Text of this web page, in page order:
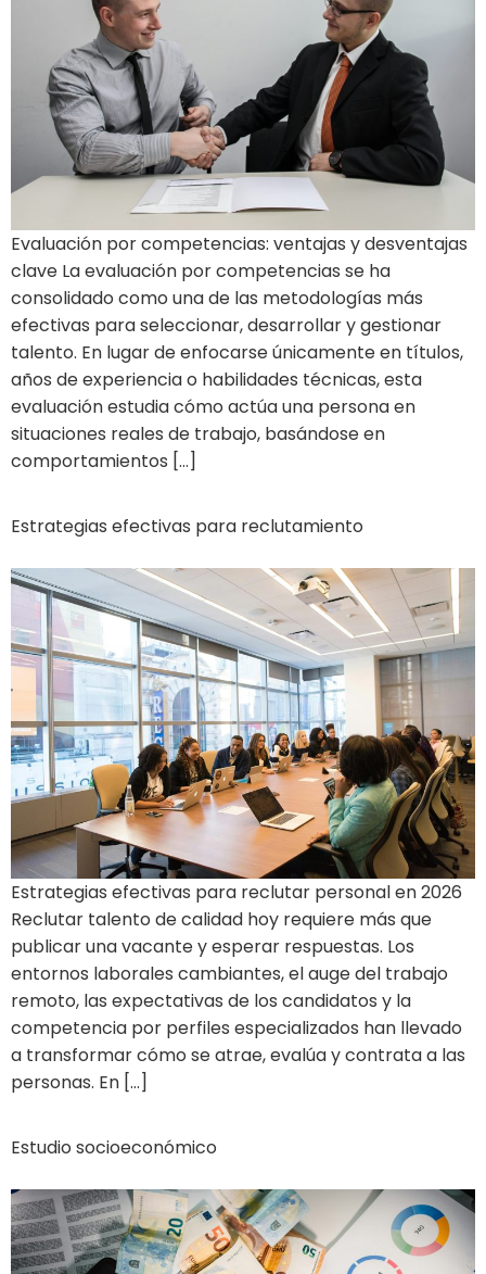
Evaluación por competencias: ventajas y desventajas
clave La evaluación por competencias se ha
consolidado como una de las metodologías más
efectivas para seleccionar, desarrollar y gestionar
talento. En lugar de enfocarse únicamente en títulos,
años de experiencia o habilidades técnicas, esta
evaluación estudia cómo actúa una persona en
situaciones reales de trabajo, basándose en
comportamientos […]
Estrategias efectivas para reclutamiento
Estrategias efectivas para reclutar personal en 2026
Reclutar talento de calidad hoy requiere más que
publicar una vacante y esperar respuestas. Los
entornos laborales cambiantes, el auge del trabajo
remoto, las expectativas de los candidatos y la
competencia por perfiles especializados han llevado
a transformar cómo se atrae, evalúa y contrata a las
personas. En […]
Estudio socioeconómico